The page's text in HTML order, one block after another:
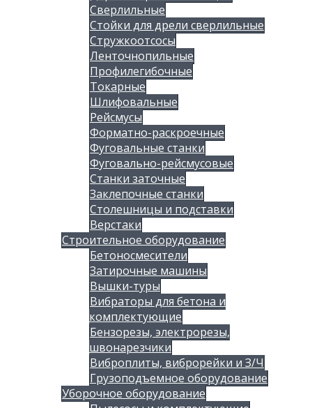
Сверлильные
Стойки для дрели сверлильные
Стружкоотсосы
Ленточнопильные
Профилегибочные
Токарные
Шлифовальные
Рейсмусы
Форматно-раскроечные
Фуговальные станки
Фуговально-рейсмусовые
Станки заточные
Заклепочные станки
Столешницы и подставки
Верстаки
Строительное оборудование
Бетоносмесители
Затирочные машины
Вышки-туры
Вибраторы для бетона и
комплектующие
Бензорезы, электрорезы,
швонарезчики
Виброплиты, виброрейки и З/Ч
Грузоподъемное оборудование
Уборочное оборудование